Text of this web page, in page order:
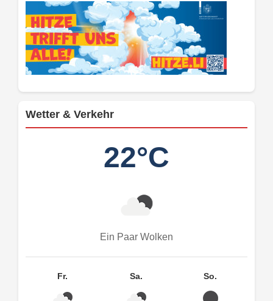
Wetter & Verkehr
22°C
Ein Paar Wolken
Fr. Sa. So.